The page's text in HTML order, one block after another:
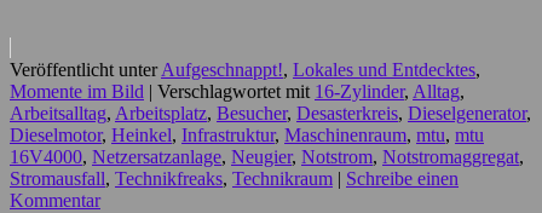
Veröffentlicht unter Aufgeschnappt!, Lokales und Entdecktes,
Momente im Bild | Verschlagwortet mit 16-Zylinder, Alltag,
Arbeitsalltag, Arbeitsplatz, Besucher, Desasterkreis, Dieselgenerator,
Dieselmotor, Heinkel, Infrastruktur, Maschinenraum, mtu, mtu
16V4000, Netzersatzanlage, Neugier, Notstrom, Notstromaggregat,
Stromausfall, Technikfreaks, Technikraum | Schreibe einen
Kommentar